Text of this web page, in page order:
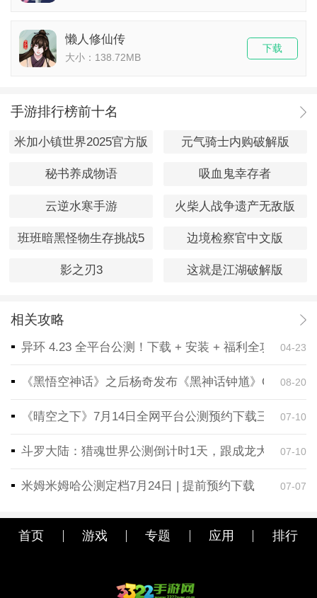
懒人修仙传
大小：138.72MB
下载
手游排行榜前十名
米加小镇世界2025官方版 元气骑士内购破解版
秘书养成物语 吸血鬼幸存者
云逆水寒手游 火柴人战争遗产无敌版
班班暗黑怪物生存挑战5 边境检察官中文版
影之刃3 这就是江湖破解版
相关攻略
异环 4.23 全平台公测！下载 + 安装 + 福利全攻略，一
04-23
《黑悟空神话》之后杨奇发布《黑神话钟馗》CG！预
08-20
《晴空之下》7月14日全网平台公测预约下载三端同步
07-10
斗罗大陆：猎魂世界公测倒计时1天，跟成龙大哥一起
07-10
米姆米姆哈公测定档7月24日 | 提前预约下载 07-07
首页 游戏 专题 应用 排行